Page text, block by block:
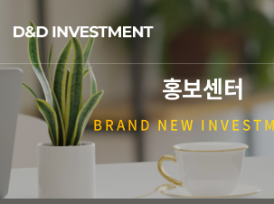
홍보센터
BRANDNEW